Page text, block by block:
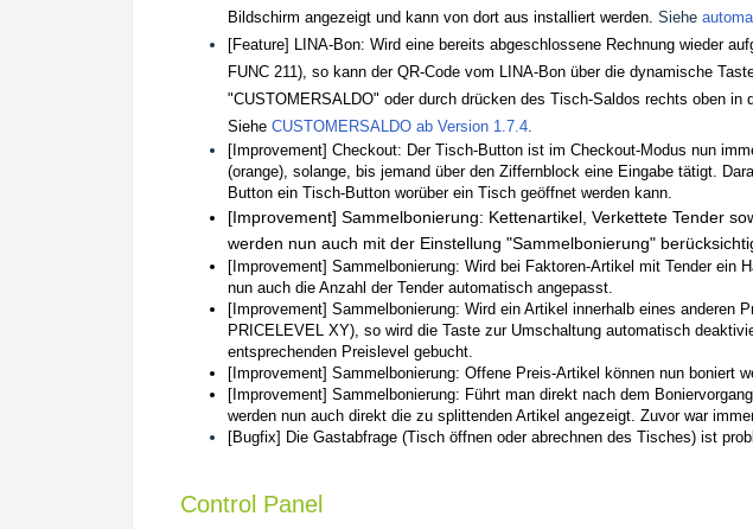
Bildschirm angezeigt und kann von dort aus installiert werden. Siehe
[Feature] LINA-Bon: Wird eine bereits abgeschlossene Rechnung wieder
FUNC 211), so kann der QR-Code vom LINA-Bon über die dynamische
"CUSTOMERSALDO" oder durch drücken des Tisch-Saldos rechts oben in
Siehe CUSTOMERSALDO ab Version 1.7.4
[Improvement] Checkout: Der Tisch-Button ist im Checkout-Modus nun
(orange), solange, bis jemand über den Ziffernblock eine Eingabe tätigt.
Button ein Tisch-Button worüber ein Tisch geöffnet werden kann.
[Improvement] Sammelbonierung: Kettenartikel, Verkettete Tender
werden nun auch mit der Einstellung "Sammelbonierung"
[Improvement] Sammelbonierung: Wird bei Faktoren-Artikel mit Tender ein
nun auch die Anzahl der Tender automatisch angepasst.
[Improvement] Sammelbonierung: Wird ein Artikel innerhalb eines anderen
PRICELEVEL XY), so wird die Taste zur Umschaltung automatisch
entsprechenden Preislevel gebucht.
[Improvement] Sammelbonierung: Offene Preis-Artikel können nun boniert
[Improvement] Sammelbonierung: Führt man direkt nach dem
werden nun auch direkt die zu splittenden Artikel angezeigt. Zuvor war
[Bugfix] Die Gastabfrage (Tisch öffnen oder abrechnen des Tisches) ist
Control Panel